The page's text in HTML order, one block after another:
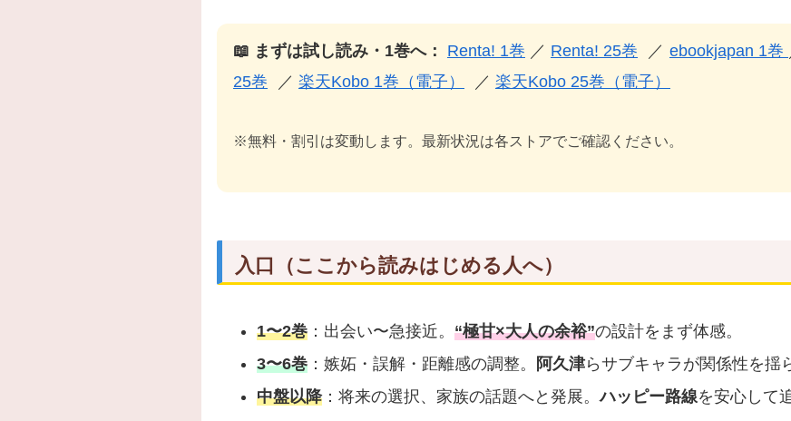
📖 まずは試し読み・1巻へ： Renta! 1巻 ／ Renta! 25巻 ／ ebookjapan 1巻
25巻
／ 楽天Kobo 1巻（電子） ／ 楽天Kobo 25巻（電子）
※無料・割引は変動します。最新状況は各ストアでご確認ください。
入口（ここから読みはじめる人へ）
1〜2巻：出会い〜急接近。 “極甘×大人の余裕”の設計をまず体感。
3〜6巻：嫉妬・誤解・距離感の調整。 阿久津らサブキャラが関係性を揺
中盤以降：将来の選択、家族の話題へと発展。ハッピー路線を安心して